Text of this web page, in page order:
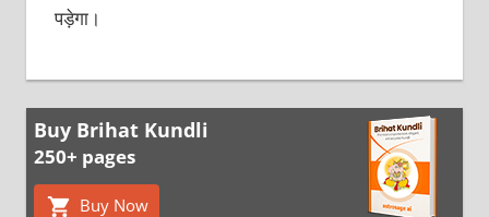
पड़ेगा।
Buy Brihat Kundli
250+ pages
Buy Now